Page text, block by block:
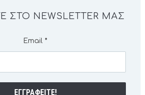
ΣΤΟ NEWSLETTER ΜΑΣ
Email *